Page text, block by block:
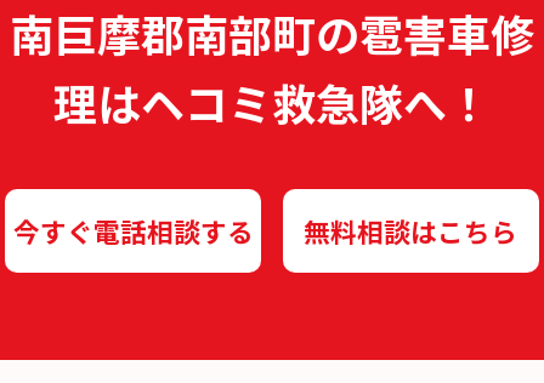
南巨摩郡南部町の雹害車修
理はヘコミ救急隊へ！
今すぐ電話相談する 無料相談はこちら